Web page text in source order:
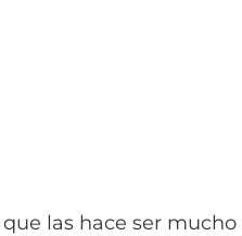
las hace ser